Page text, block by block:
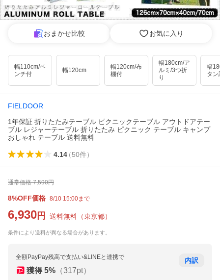
おまかせ比較 お気に入り
幅110cm/ベ
ンチ付
幅120cm
幅120cm/布
棚付
幅180cm/ア
ルミ/3つ折
り
幅
タン
FIELDOOR
1年保証 折りたたみテーブル ピクニックテーブル アウトドアテー
ブル レジャーテーブル 折りたたみ ピクニック テーブル キャンプ
おしゃれ テーブル 送料無料
4.14（50件）
通常価格 7,590円
8%OFF価格 8/10 15:00まで
6,930 円 送料無料 （東京都）
条件により送料が異なる場合があります。
全額PayPay残高で支払い&LINEと連携で
獲得 5% （317pt）
内訳